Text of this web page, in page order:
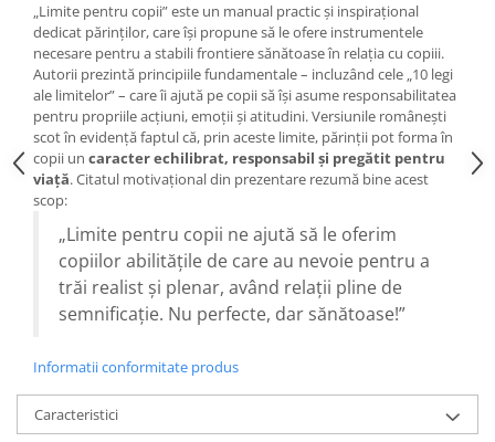
„Limite pentru copii” este un manual practic și inspirațional
dedicat părinților, care își propune să le ofere instrumentele
necesare pentru a stabili frontiere sănătoase în relația cu copiii.
Autorii prezintă principiile fundamentale – incluzând cele „10 legi
ale limitelor” – care îi ajută pe copii să își asume responsabilitatea
pentru propriile acțiuni, emoții și atitudini. Versiunile românești
scot în evidență faptul că, prin aceste limite, părinții pot forma în
copii un caracter echilibrat, responsabil și pregătit pentru
viață. Citatul motivațional din prezentare rezumă bine acest
scop:
„Limite pentru copii ne ajută să le oferim
copiilor abilitățile de care au nevoie pentru a
trăi realist și plenar, având relații pline de
semnificație. Nu perfecte, dar sănătoase!”
Informatii conformitate produs
Caracteristici